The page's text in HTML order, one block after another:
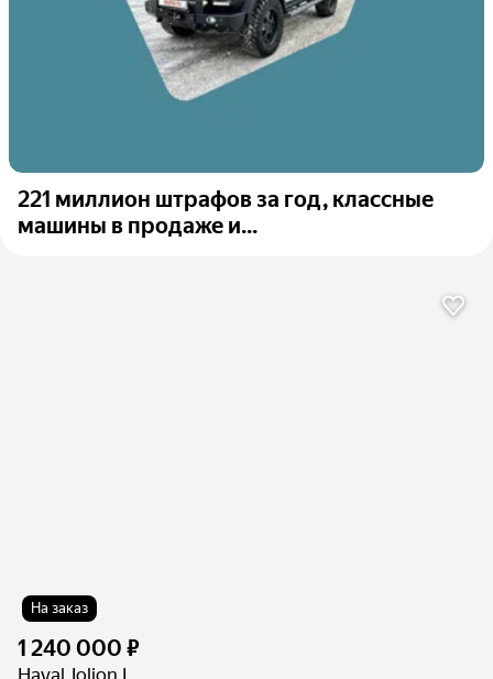
221 миллион штрафов за год, классные
машины в продаже и...
На заказ
1 240 000 ₽
Haval Jolion I